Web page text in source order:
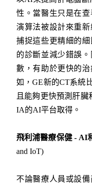
性。當醫生只是在查
演算法被設計來重
捕捉這些更精細的
的診斷並減少錯誤
數，有助於更快的
如，GE新的CT系統
且能夠更快預測肝
IA的AI平台取得。
飛利浦醫療保健 - AI
and IoT)
不論醫療人員或設